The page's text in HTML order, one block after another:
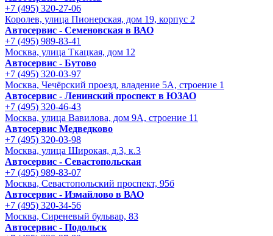
+7 (495) 320-27-06
Королев, улица Пионерская, дом 19, корпус 2
Автосервис - Семеновская в ВАО
+7 (495) 989-83-41
Москва, улица Ткацкая, дом 12
Автосервис - Бутово
+7 (495) 320-03-97
Москва, Чечёрский проезд, владение 5А, строение 1
Автосервис - Ленинский проспект в ЮЗАО
+7 (495) 320-46-43
Москва, улица Вавилова, дом 9A, строение 11
Автосервис Медведково
+7 (495) 320-03-98
Москва, улица Широкая, д.3, к.3
Автосервис - Cевастопольская
+7 (495) 989-83-07
Москва, Севастопольский проспект, 95б
Автосервис - Измайлово в ВАО
+7 (495) 320-34-56
Москва, Сиреневый бульвар, 83
Автосервис - Подольск